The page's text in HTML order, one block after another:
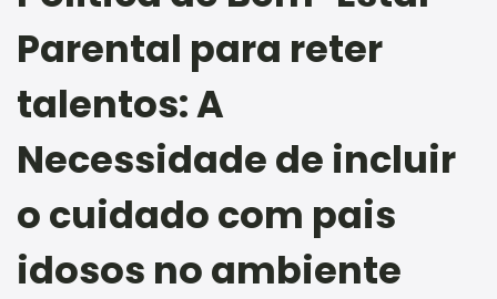
Parental para reter
talentos: A
Necessidade de incluir
o cuidado com pais
idosos no ambiente